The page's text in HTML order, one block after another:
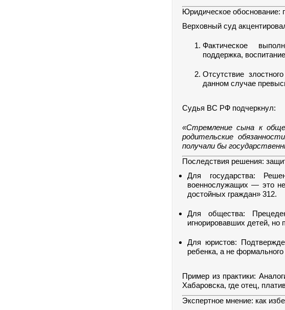
Юридическое обоснование:
Верховный суд
Фактическое
поддержка,
Отсутствие
данном случае
Судья ВС РФ подчеркнул:
«Стремление сына к
родительские
получали бы
Последствия решения:
Для государства:
военнослужащих — это
достойных граждан» 312.
Для общества:
игнорировавших детей,
Для юристов:
ребенка, а не формального
Пример из практики:
Хабаровска, где отец,
Экспертное мнение: как